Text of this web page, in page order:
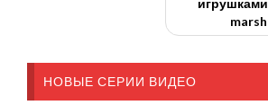
НОВЫЕ СЕРИИ ВИДЕО